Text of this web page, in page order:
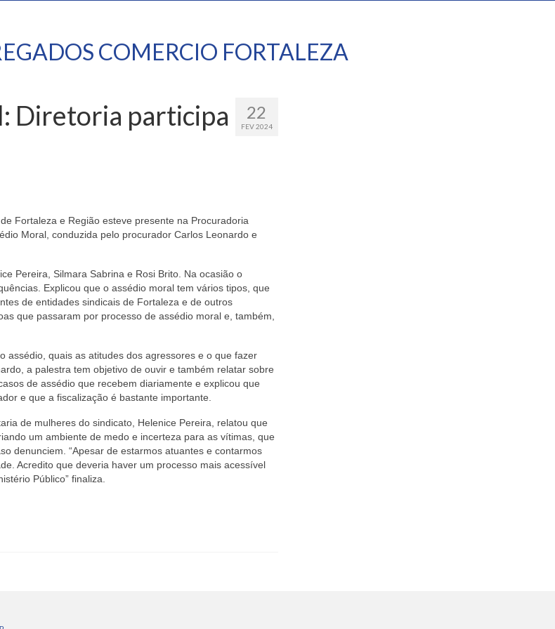
COMERCIO FORTALEZA
22
FEV 2024
Diretoria participa
Fortaleza e Região esteve presente na Procuradoria
Moral, conduzida pelo procurador Carlos Leonardo e
Pereira, Silmara Sabrina e Rosi Brito. Na ocasião o
Explicou que o assédio moral tem vários tipos, que
de entidades sindicais de Fortaleza e de outros
que passaram por processo de assédio moral e, também,
assédio, quais as atitudes dos agressores e o que fazer
a palestra tem objetivo de ouvir e também relatar sobre
de assédio que recebem diariamente e explicou que
e que a fiscalização é bastante importante.
de mulheres do sindicato, Helenice Pereira, relatou que
um ambiente de medo e incerteza para as vítimas, que
denunciem. “Apesar de estarmos atuantes e contarmos
Acredito que deveria haver um processo mais acessível
Público” finaliza.